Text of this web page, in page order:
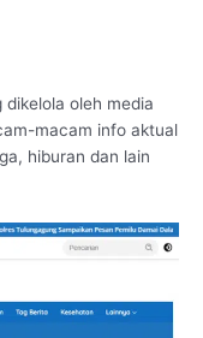
oleh media
macam info aktual
hiburan dan lain